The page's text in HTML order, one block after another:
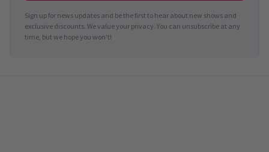
Sign up for news updates and be the first to hear about new shows and
exclusive discounts. We value your privacy. You can unsubscribe at any
time, but we hope you won't!